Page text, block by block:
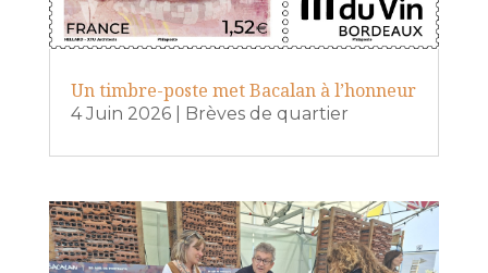
Un timbre-poste met Bacalan à l’honneur
4 Juin 2026| Brèves de quartier